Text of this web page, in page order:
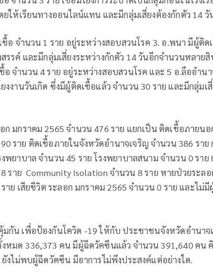
ยให้เรียนทางออนไลน์แทน และมีกลุ่มเสี่ยงต้องกักตัว 14
อ จำนวน 1 ราย อยู่ระหว่างสอบสวนโรค 3. อ.พนา มีผู้ติด
รรค์ และมีกลุ่มเสี่ยงระหว่างกักตัว 14 วันอีกจำนวนหลายสิ
จำนวน 4 ราย อยู่ระหว่างสอบสวนโรค และ 5 อ.ลืออำน
งงานวันเกิด ซึ่งมีผู้ติดเชื้อแล้ว จำนวน 30 ราย และมีกลุ่มเ
ก มกราคม 2565 จำนวน 476 ราย แยกเป็น ติดเชื้อภายน
ราย ติดเชื้อภายในจังหวัดอำนาจเจริญ จำนวน 386 ราย
พยาบาล จำนวน 45 ราย โรงพยาบาลสนาม จำนวน 0 ราย
ราย Community Isolation จำนวน 8 ราย หายป่วยระล
าย เสียชีวิต ระลอก มกราคม 2565 จำนวน 0 ราย และไม่มี
มกัน เพื่อป้องกันโควิด -19 ให้กับ ประชาชนจังหวัดอำนาจ
หมด 336,373 คน มีผู้ฉีดวัคซีนแล้ว จำนวน 391,640 คน
งไม่พบผู้ฉีดวัคซีน มีอาการไม่พึงประสงค์แต่อย่างใด.